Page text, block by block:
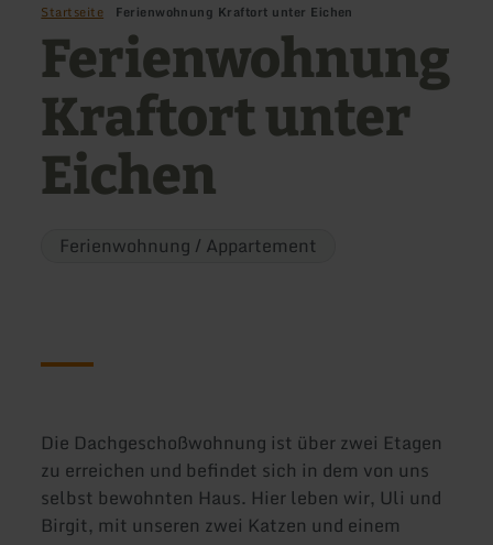
Startseite Ferienwohnung Kraftort unter Eichen
Ferienwohnung
Kraftort unter
Eichen
Ferienwohnung / Appartement
Die Dachgeschoßwohnung ist über zwei Etagen
zu erreichen und befindet sich in dem von uns
selbst bewohnten Haus. Hier leben wir, Uli und
Birgit, mit unseren zwei Katzen und einem